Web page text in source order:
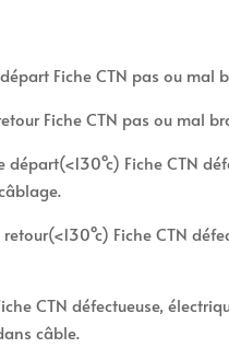
Fiche CTN pas ou mal
Fiche CTN pas ou mal
départ(<130°c) Fiche CTN
retour(<130°c) Fiche CTN
CTN défectueuse,
câble.